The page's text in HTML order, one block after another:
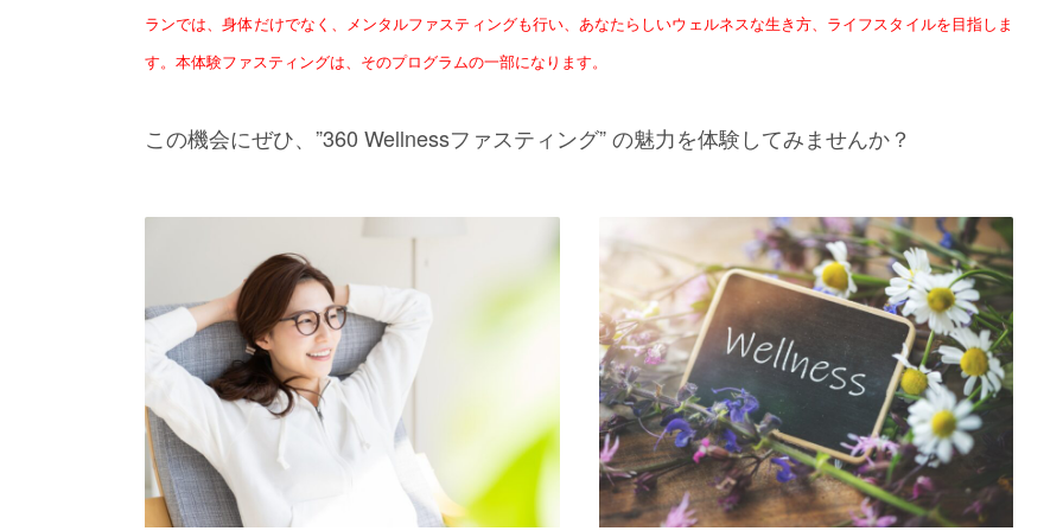
ランでは、身体だけでなく、メンタルファスティングも行い、あなたらしいウェルネスな生き方、ライフスタイルを目指しま
す。本体験ファスティングは、そのプログラムの一部になります。
この機会にぜひ、”360 Wellnessファスティング” の魅力を体験してみませんか？